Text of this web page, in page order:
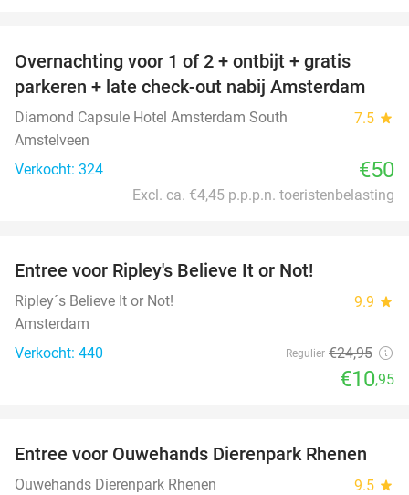
Overnachting voor 1 of 2 + ontbijt + gratis
parkeren + late check-out nabij Amsterdam
Diamond Capsule Hotel Amsterdam South 7.5 star
Amstelveen
Verkocht: 324
€50
Excl. ca. €4,45 p.p.p.n. toeristenbelasting
Entree voor Ripley's Believe It or Not!
Ripley´s Believe It or Not! 9.9 star
Amsterdam
Verkocht: 440
Regulier €24,95
€10,95
19%
Entree voor Ouwehands Dierenpark Rhenen
Ouwehands Dierenpark Rhenen 9.5 star